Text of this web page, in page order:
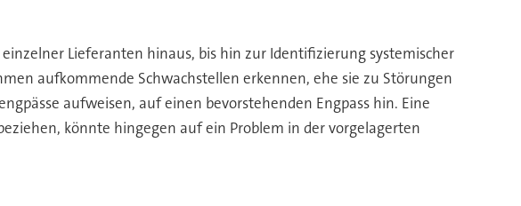
Lieferanten hinaus, bis hin zur Identifizierung systemischer
aufkommende Schwachstellen erkennen, ehe sie zu Störungen
aufweisen, auf einen bevorstehenden Engpass hin. Eine
könnte hingegen auf ein Problem in der vorgelagerten